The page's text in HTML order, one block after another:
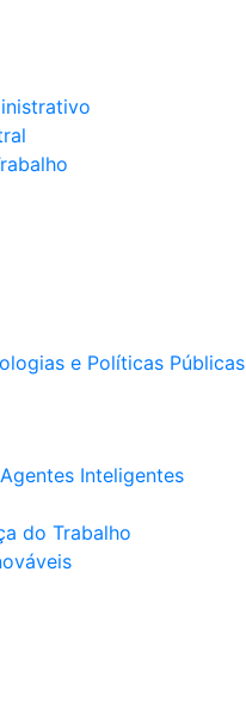
e Políticas Públicas
Inteligentes
do Trabalho